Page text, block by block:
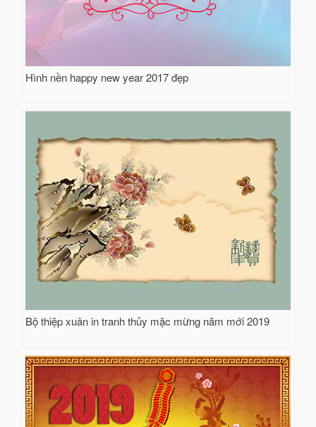
Hình nền happy new year 2017 đẹp
Bộ thiệp xuân in tranh thủy mặc mừng năm mới 2019